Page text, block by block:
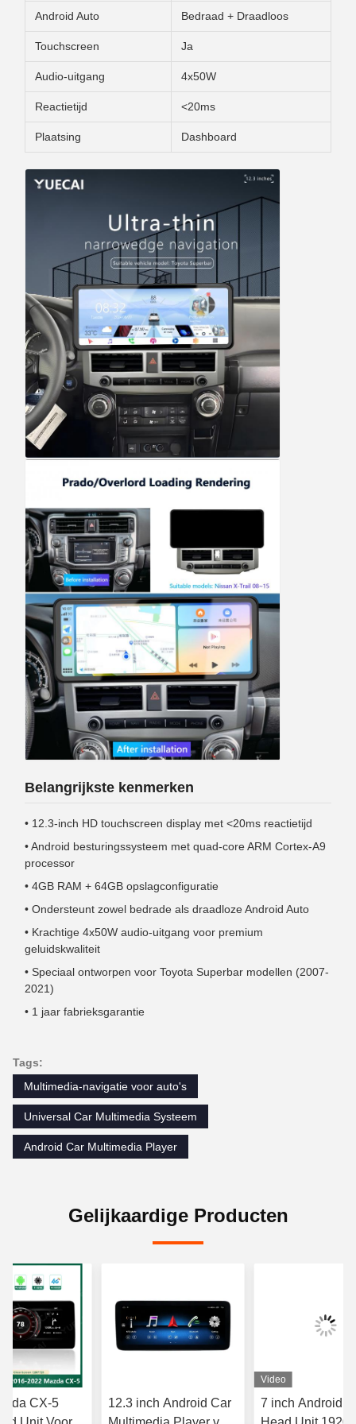
Android Auto Bedraad + Draadloos
Touchscreen Ja
Audio-uitgang 4x50W
Reactietijd <20ms
Plaatsing Dashboard
Belangrijkste kenmerken
• 12.3-inch HD touchscreen display met <20ms reactietijd
• Android besturingssysteem met quad-core ARM Cortex-A9
processor
• 4GB RAM + 64GB opslagconfiguratie
• Ondersteunt zowel bedrade als draadloze Android Auto
• Krachtige 4x50W audio-uitgang voor premium
geluidskwaliteit
• Speciaal ontworpen voor Toyota Superbar modellen (2007-
2021)
• 1 jaar fabrieksgarantie
Tags:
Multimedia-navigatie voor auto's
Universal Car Multimedia Systeem
Android Car Multimedia Player
Gelijkaardige Producten
CX-5
12.3 inch Android Car
Video
7 inch Android